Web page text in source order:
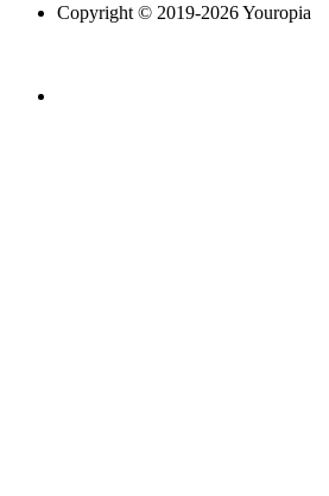
Copyright © 2019-2026 Youropia